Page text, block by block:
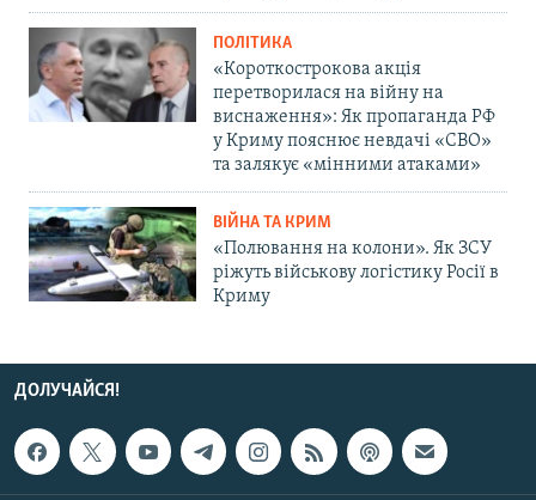
ПОЛІТИКА
«Короткострокова акція
перетворилася на війну на
виснаження»: Як пропаганда РФ
у Криму пояснює невдачі «СВО»
та залякує «мінними атаками»
ВІЙНА ТА КРИМ
«Полювання на колони». Як ЗСУ
ріжуть військову логістику Росії в
Криму
ДОЛУЧАЙСЯ!